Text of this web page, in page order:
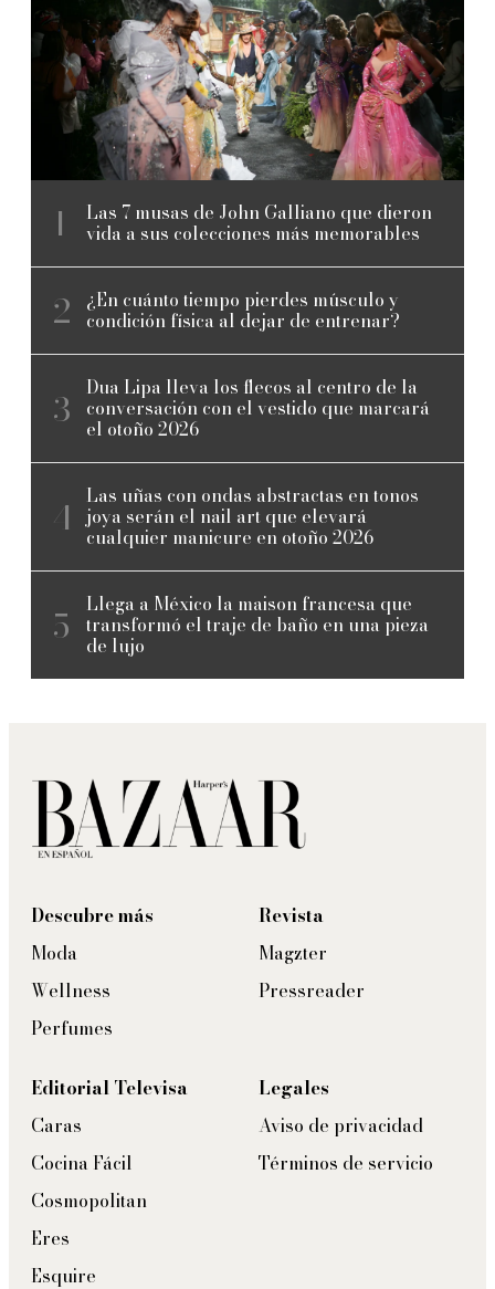
Las 7 musas de John Galliano que dieron
vida a sus colecciones más memorables
¿En cuánto tiempo pierdes músculo y
condición física al dejar de entrenar?
Dua Lipa lleva los flecos al centro de la
conversación con el vestido que marcará
el otoño 2026
Las uñas con ondas abstractas en tonos
joya serán el nail art que elevará
cualquier manicure en otoño 2026
Llega a México la maison francesa que
transformó el traje de baño en una pieza
de lujo
Descubre más
Moda
Wellness
Perfumes
Revista
Magzter
Pressreader
Editorial Televisa
Caras
Cocina Fácil
Cosmopolitan
Eres
Esquire
Legales
Aviso de privacidad
Términos de servicio